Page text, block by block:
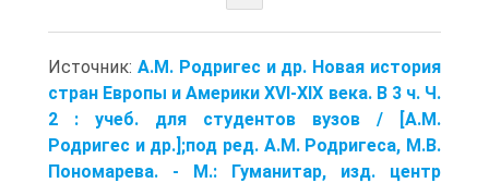
Источник: A.M. Родригес и др. Новая история
стран Европы и Америки XVI-XIX века. В 3 ч. Ч.
2 : учеб. для студентов вузов / [A.M.
Родригес и др.];под ред. A.M. Родригеса, М.В.
Пономарева. - М.: Гуманитар, изд. центр